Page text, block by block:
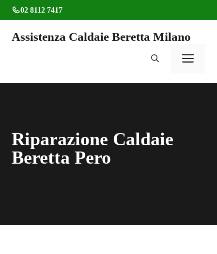
al
02 8112 7417
Assistenza Caldaie Beretta Milano
Riparazione Caldaie
Beretta Pero